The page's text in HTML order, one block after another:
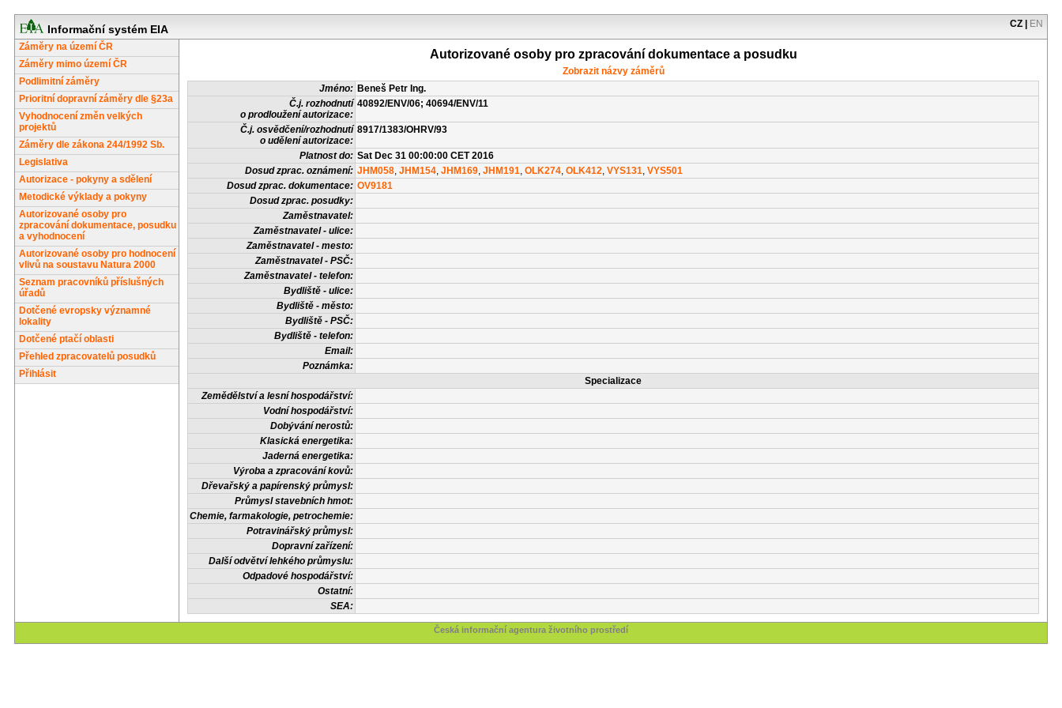
Informační systém EIA CZ EN
Záměry na území ČR
Záměry mimo území ČR
Podlimitní záměry
Prioritní dopravní záměry dle §23a
Vyhodnocení změn velkých
projektů
Záměry dle zákona 244/1992 Sb.
Legislativa
Autorizace - pokyny a sdělení
Metodické výklady a pokyny
Autorizované osoby pro
zpracování dokumentace, posudku
a vyhodnocení
Autorizované osoby pro hodnocení
vlivů na soustavu Natura 2000
Seznam pracovníků příslušných
úřadů
Dotčené evropsky významné
lokality
Dotčené ptačí oblasti
Přehled zpracovatelů posudků
Přihlásit
Autorizované osoby pro zpracování dokumentace a posudku
Zobrazit názvy záměrů
Jméno: Beneš Petr Ing.
Č.j. rozhodnutí
o prodloužení autorizace:
40892/ENV/06; 40694/ENV/11
Č.j. osvědčení/rozhodnutí
o udělení autorizace:
8917/1383/OHRV/93
Platnost do: Sat Dec 31 00:00:00 CET 2016
Dosud zprac. oznámení: JHM058, JHM154, JHM169, JHM191, OLK274, OLK412, VYS131, VYS501
Dosud zprac. dokumentace: OV9181
Dosud zprac. posudky:
Zaměstnavatel:
Zaměstnavatel - ulice:
Zaměstnavatel - mesto:
Zaměstnavatel - PSČ:
Zaměstnavatel - telefon:
Bydliště - ulice:
Bydliště - město:
Bydliště - PSČ:
Bydliště - telefon:
Email:
Poznámka:
Specializace
Zemědělství a lesní hospodářství:
Vodní hospodářství:
Dobývání nerostů:
Klasická energetika:
Jaderná energetika:
Výroba a zpracování kovů:
Dřevařský a papírenský průmysl:
Průmysl stavebních hmot:
Chemie, farmakologie, petrochemie:
Potravinářský průmysl:
Dopravní zařízení:
Další odvětví lehkého průmyslu:
Odpadové hospodářství:
Ostatní:
SEA:
Česká informační agentura životního prostředí